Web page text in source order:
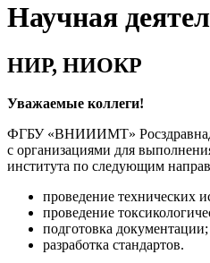
Научная
НИР, НИОКР
Уважаемые коллеги!
ФГБУ «ВНИИИМТ»
с организациями для
института по следующим
проведение технических
проведение
подготовка документации;
разработка стандартов.